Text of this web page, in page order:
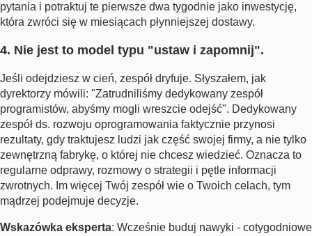
pytania i potraktuj te pierwsze dwa tygodnie jako inwestycję,
która zwróci się w miesiącach płynniejszej dostawy.
4. Nie jest to model typu "ustaw i zapomnij".
Jeśli odejdziesz w cień, zespół dryfuje. Słyszałem, jak
dyrektorzy mówili: "Zatrudniliśmy dedykowany zespół
programistów, abyśmy mogli wreszcie odejść". Dedykowany
zespół ds. rozwoju oprogramowania faktycznie przynosi
rezultaty, gdy traktujesz ludzi jak część swojej firmy, a nie tylko
zewnętrzną fabrykę, o której nie chcesz wiedzieć. Oznacza to
regularne odprawy, rozmowy o strategii i pętle informacji
zwrotnych. Im więcej Twój zespół wie o Twoich celach, tym
mądrzej podejmuje decyzje.
Wskazówka eksperta: Wcześnie buduj nawyki - cotygodniowe